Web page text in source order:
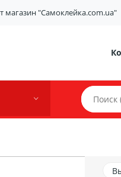
магазин "Самоклейка.com.ua"